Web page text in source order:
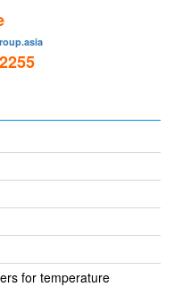
for temperature